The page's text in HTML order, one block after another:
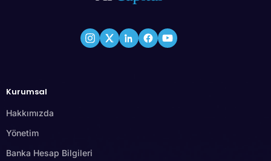
Kurumsal
Hakkımızda
Yönetim
Banka Hesap Bilgileri